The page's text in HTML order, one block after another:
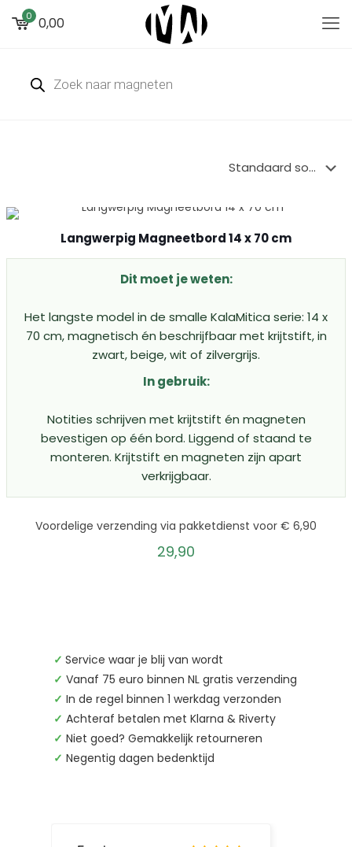
0 0,00
zoeken
Langwerpig Magneetbord 14 x 70 cm
Dit moet je weten:
Het langste model in de smalle KalaMitica serie: 14 x
70 cm, magnetisch én beschrijfbaar met krijtstift, in
zwart, beige, wit of zilvergrijs.
In gebruik:
Notities schrijven met krijtstift én magneten
bevestigen op één bord. Liggend of staand te
monteren. Krijtstift en magneten zijn apart
verkrijgbaar.
Voordelige verzending via pakketdienst voor € 6,90
29,90
✓ Service waar je blij van wordt
✓ Vanaf 75 euro binnen NL gratis verzending
✓ In de regel binnen 1 werkdag verzonden
✓ Achteraf betalen met Klarna & Riverty
✓ Niet goed? Gemakkelijk retourneren
✓ Negentig dagen bedenktijd